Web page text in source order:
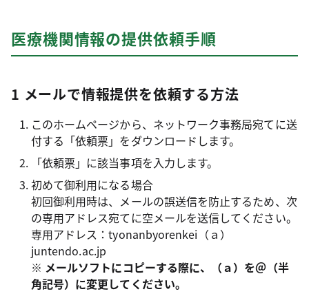
医療機関情報の提供依頼手順
1 メールで情報提供を依頼する方法
このホームページから、ネットワーク事務局宛てに送
付する「依頼票」をダウンロードします。
「依頼票」に該当事項を入力します。
初めて御利用になる場合
初回御利用時は、メールの誤送信を防止するため、次
の専用アドレス宛てに空メールを送信してください。
専用アドレス：tyonanbyorenkei（ａ）
juntendo.ac.jp
※ メールソフトにコピーする際に、（ａ）を＠（半
角記号）に変更してください。